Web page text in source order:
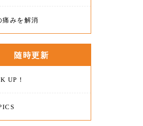
痛みを解消
随時更新
UP！